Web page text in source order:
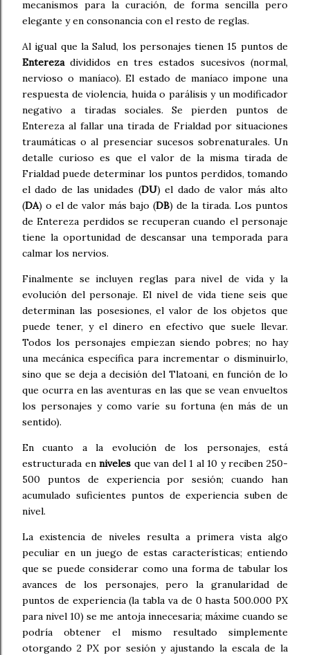
mecanismos para la curación, de forma sencilla pero
elegante y en consonancia con el resto de reglas.
Al igual que la Salud, los personajes tienen 15 puntos de
Enterezadivididos en tres estados sucesivos (normal,
nervioso o maníaco). El estado de maníaco impone una
respuesta de violencia, huida o parálisis y un modificador
negativo a tiradas sociales. Se pierden puntos de
Entereza al fallar una tirada de Frialdad por situaciones
traumáticas o al presenciar sucesos sobrenaturales. Un
detalle curioso es que el valor de la misma tirada de
Frialdad puede determinar los puntos perdidos, tomando
el dado de las unidades (DU) el dado de valor más alto
(DA) o el de valor más bajo (DB) de la tirada. Los puntos
de Entereza perdidos se recuperan cuando el personaje
tiene la oportunidad de descansar una temporada para
calmar los nervios.
Finalmente se incluyen reglas para nivel de vida y la
evolución del personaje. El nivel de vida tiene seis que
determinan las posesiones, el valor de los objetos que
puede tener, y el dinero en efectivo que suele llevar.
Todos los personajes empiezan siendo pobres; no hay
una mecánica específica para incrementar o disminuirlo,
sino que se deja a decisión del Tlatoani, en función de lo
que ocurra en las aventuras en las que se vean envueltos
los personajes y como varíe su fortuna (en más de un
sentido).
En cuanto a la evolución de los personajes, está
estructurada enniveles que van del 1 al 10 y reciben 250-
500 puntos de experiencia por sesión; cuando han
acumulado suficientes puntos de experiencia suben de
nivel.
La existencia de niveles resulta a primera vista algo
peculiar en un juego de estas características; entiendo
que se puede considerar como una forma de tabular los
avances de los personajes, pero la granularidad de
puntos de experiencia (la tabla va de 0 hasta 500.000 PX
para nivel 10) se me antoja innecesaria; máxime cuando se
podría obtener el mismo resultado simplemente
otorgando 2 PX por sesión y ajustando la escala de la